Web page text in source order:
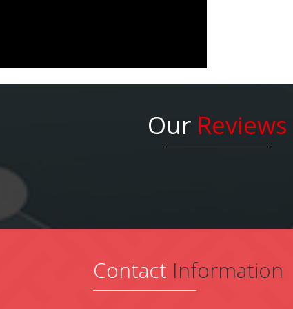
OurReviews
Contact Information